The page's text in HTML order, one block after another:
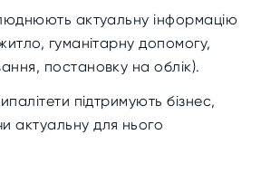
актуальну інформацію
гуманітарну допомогу,
постановку на облік).
підтримують бізнес,
актуальну для нього